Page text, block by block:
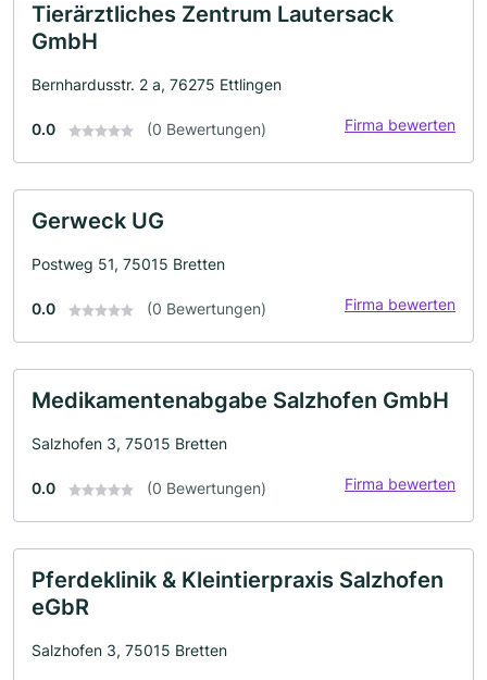
Tierärztliches Zentrum Lautersack
GmbH
Bernhardusstr. 2 a, 76275 Ettlingen
0.0 (0 Bewertungen) Firma bewerten
Gerweck UG
Postweg 51, 75015 Bretten
0.0 (0 Bewertungen) Firma bewerten
Medikamentenabgabe Salzhofen GmbH
Salzhofen 3, 75015 Bretten
0.0 (0 Bewertungen) Firma bewerten
Pferdeklinik & Kleintierpraxis Salzhofen
eGbR
Salzhofen 3, 75015 Bretten